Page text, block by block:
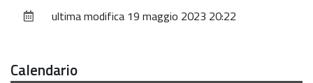
documentoultima modifica 19 maggio 2023 20:22
Calendario